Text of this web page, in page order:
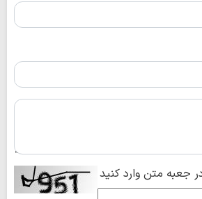
جعبه متن وارد کنید